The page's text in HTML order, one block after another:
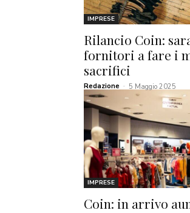
IMPRESE
Rilancio Coin:
fornitori a fare i
sacrifici
Redazione - 5 Maggio 2025
IMPRESE
Coin: in arrivo